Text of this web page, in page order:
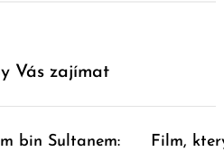
Vás zajímat
bin Sultanem:
Film,